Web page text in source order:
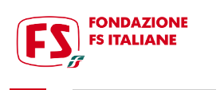
content
navigation
menu